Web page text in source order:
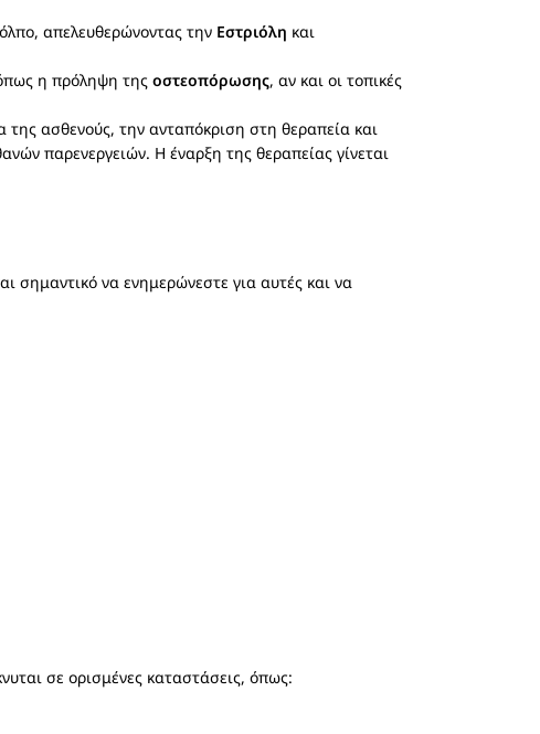
απελευθερώνοντας την Εστριόλη και
η πρόληψη της οστεοπόρωσης, αν και οι τοπικές
της ασθενούς, την ανταπόκριση στη θεραπεία και
παρενεργειών. Η έναρξη της θεραπείας γίνεται
σημαντικό να ενημερώνεστε για αυτές και να
σε ορισμένες καταστάσεις, όπως: